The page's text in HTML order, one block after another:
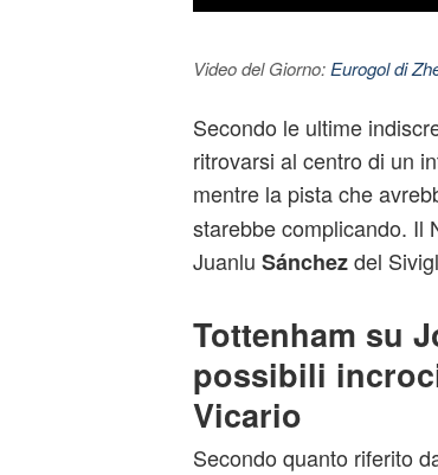
Video del Giorno: Eurogol di
Secondo le ultime
ritrovarsi al centro di un
mentre la pista che
starebbe complicando. Il
Juanlu Sánchezdel
Tottenham su
possibili
Vicario
Secondo quanto riferito